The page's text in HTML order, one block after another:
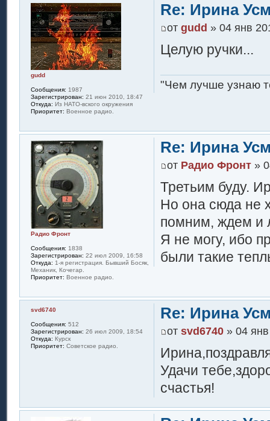
Re: Ирина
от gudd » 04 янв
Целую ручки...
"Чем лучше узнаю
gudd
Сообщения: 1987
Зарегистрирован: 21 июн 2010, 18:47
Откуда: Из НАТО-вского окружения
Приоритет: Военное радио.
Re: Ирина
от Радио Фронт»
Третьим буду.
Но она сюда не
помним, ждем и
Я не могу, ибо
были такие
Радио Фронт
Сообщения: 1838
Зарегистрирован: 22 июл 2009, 16:58
Откуда: 1-я регистрация. Бывший Босяк,
Механик, Кочегар.
Приоритет: Военное радио.
Re: Ирина
от svd6740» 04 янв
Удачи
счастья!
svd6740
Сообщения: 512
Зарегистрирован: 26 июл 2009, 18:54
Откуда: Курск
Приоритет: Советское радио.